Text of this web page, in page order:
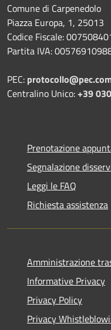
Comune di Carpenedolo
Piazza Europa, 1, 25013
Codice Fiscale:
Partita IVA:
PEC:
Centralino Unico:+39
Prenotazione
Segnalazione
Leggi le FAQ
Richiesta assistenza
Amministrazione
Informative Privacy
Privacy Policy
Privacy